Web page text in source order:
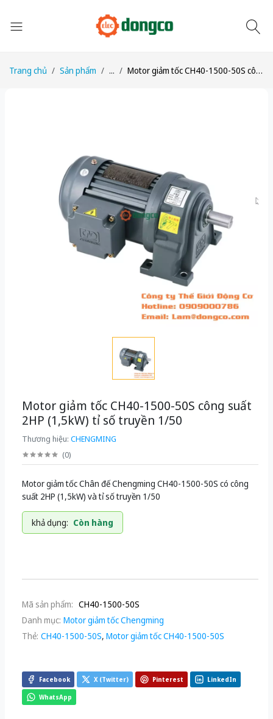
Trang chủ Sản phẩm ... Motor giảm tốc CH40-1500-50S công suất 2HP (1,5kW) tỉ số truyền 1/50
Motor giảm tốc CH40-1500-50S công suất
2HP (1,5kW) tỉ số truyền 1/50
Thương hiệu: CHENGMING
(0)
Motor giảm tốc Chân đế Chengming CH40-1500-50S có công
suất 2HP (1,5kW) và tỉ số truyền 1/50
khả dụng: Còn hàng
Mã sản phẩm: CH40-1500-50S
Danh mục: Motor giảm tốc Chengming
Thẻ: CH40-1500-50S, Motor giảm tốc CH40-1500-50S
Facebook X (Twitter) Pinterest LinkedIn
WhatsApp